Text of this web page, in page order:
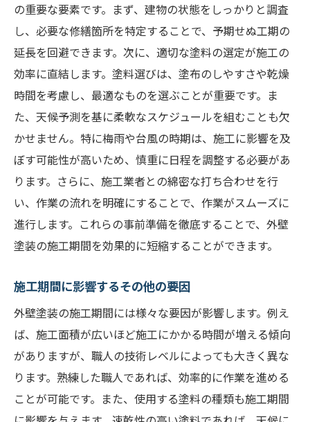
施工期間を短縮するための効率的な手法
見積もりと実際の施工期間のギャップを埋
める方法
成功する施工計画のチェックリスト
施工後のアフターケアを考慮した計画
の重要な要素です。まず、建物の状態をしっかりと調査
し、必要な修繕箇所を特定することで、予期せぬ工期の
延長を回避できます。次に、適切な塗料の選定が施工の
効率に直結します。塗料選びは、塗布のしやすさや乾燥
時間を考慮し、最適なものを選ぶことが重要です。ま
た、天候予測を基に柔軟なスケジュールを組むことも欠
かせません。特に梅雨や台風の時期は、施工に影響を及
ぼす可能性が高いため、慎重に日程を調整する必要があ
ります。さらに、施工業者との綿密な打ち合わせを行
い、作業の流れを明確にすることで、作業がスムーズに
進行します。これらの事前準備を徹底することで、外壁
塗装の施工期間を効果的に短縮することができます。
施工期間に影響するその他の要因
外壁塗装の施工期間には様々な要因が影響します。例え
ば、施工面積が広いほど施工にかかる時間が増える傾向
がありますが、職人の技術レベルによっても大きく異な
ります。熟練した職人であれば、効率的に作業を進める
ことが可能です。また、使用する塗料の種類も施工期間